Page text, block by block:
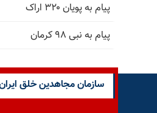
پیام به پویان ۳۲۰ اراک
پیام به نبی ۹۸ کرمان
سازمان مجاهدین خلق